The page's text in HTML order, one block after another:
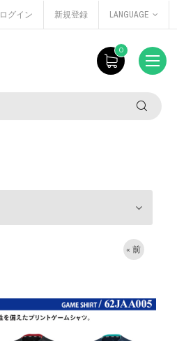
ログイン 新規登録 LANGUAGE
0
« 前